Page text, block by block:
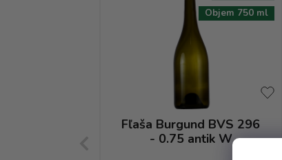
Fľaša Burgund BVS 296
- 0.75 antik W
Objem 750 ml